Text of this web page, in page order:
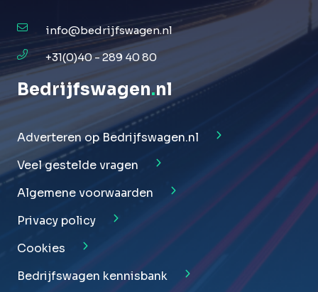
info@bedrijfswagen.nl
+31(0)40 - 289 40 80
Bedrijfswagen.nl
Adverteren op Bedrijfswagen.nl
Veel gestelde vragen
Algemene voorwaarden
Privacy policy
Cookies
Bedrijfswagen kennisbank